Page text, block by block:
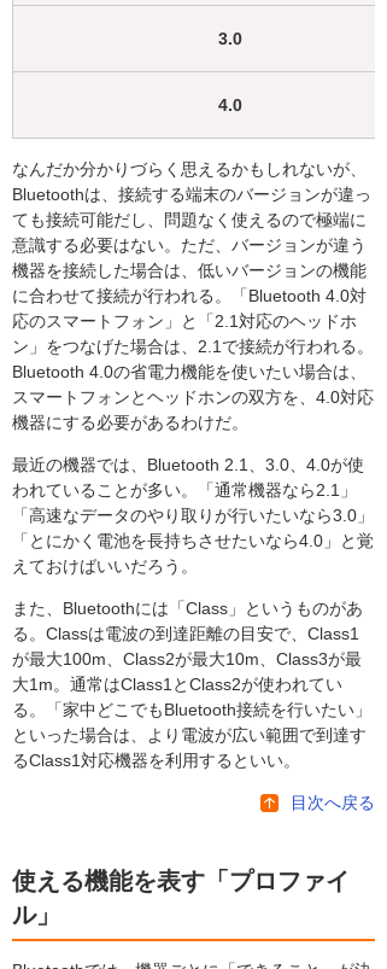
3.0
4.0
なんだか分かりづらく思えるかもしれないが、
Bluetoothは、接続する端末のバージョンが違っ
ても接続可能だし、問題なく使えるので極端に
意識する必要はない。ただ、バージョンが違う
機器を接続した場合は、低いバージョンの機能
に合わせて接続が行われる。「Bluetooth 4.0対
応のスマートフォン」と「2.1対応のヘッドホ
ン」をつなげた場合は、2.1で接続が行われる。
Bluetooth 4.0の省電力機能を使いたい場合は、
スマートフォンとヘッドホンの双方を、4.0対応
機器にする必要があるわけだ。
最近の機器では、Bluetooth 2.1、3.0、4.0が使
われていることが多い。「通常機器なら2.1」
「高速なデータのやり取りが行いたいなら3.0」
「とにかく電池を長持ちさせたいなら4.0」と覚
えておけばいいだろう。
また、Bluetoothには「Class」というものがあ
る。Classは電波の到達距離の目安で、Class1
が最大100m、Class2が最大10m、Class3が最
大1m。通常はClass1とClass2が使われてい
る。「家中どこでもBluetooth接続を行いたい」
といった場合は、より電波が広い範囲で到達す
るClass1対応機器を利用するといい。
目次へ戻る
使える機能を表す「プロファイ
ル」